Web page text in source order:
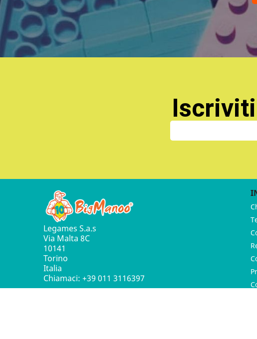
Iscriviti
Legames S.a.s
Via Malta 8C
10141
Torino
Italia
Chiamaci: +39 011 3116397